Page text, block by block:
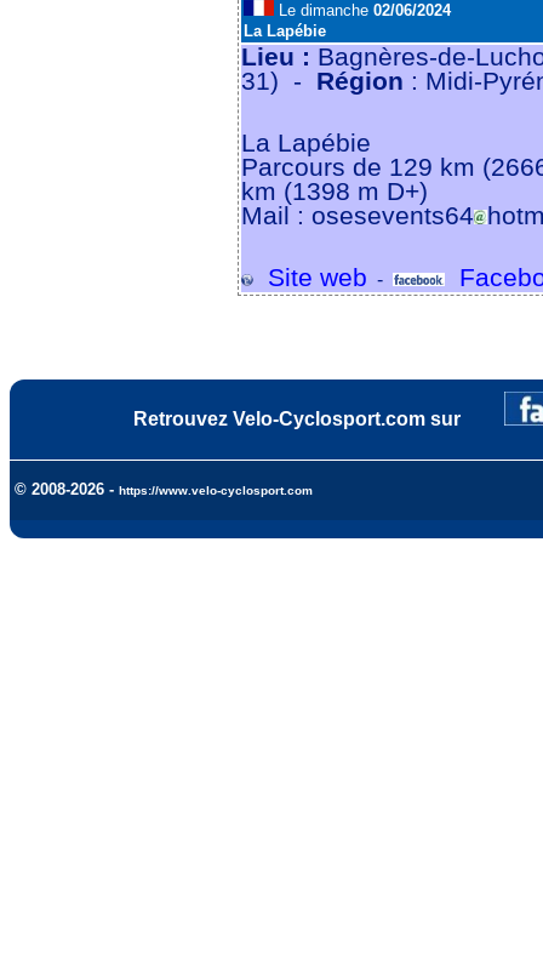
Le dimanche 02/06/2024
La Lapébie
Lieu : Bagnères-de-
31) - Région : Midi-
La Lapébie
Parcours de 129 km
km (1398 m D+)
Mail : osesevents64
Site web -
Retrouvez Velo-Cyclosport.com sur
© 2008-2026 - https://www.velo-cyclosport.com